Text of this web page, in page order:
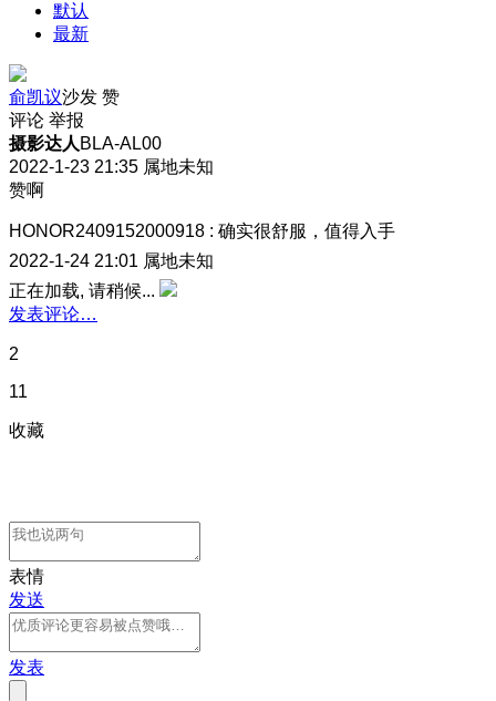
默认
最新
俞凯议沙发 赞
评论 举报
摄影达人 BLA-AL00
2022-1-23 21:35 属地未知
赞啊
HONOR2409152000918 : 确实很舒服，值得入手
2022-1-24 21:01 属地未知
正在加载, 请稍候...
发表评论…
2
11
收藏
表情
发送
发表